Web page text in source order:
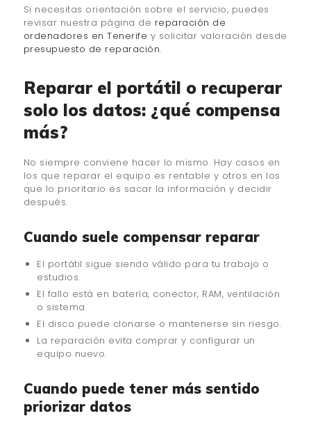
Si necesitas orientación sobre el servicio, puedes
revisar nuestra página de reparación de
ordenadores en Tenerife y solicitar valoración desde
presupuesto de reparación.
Reparar el portátil o recuperar
solo los datos: ¿qué compensa
más?
No siempre conviene hacer lo mismo. Hay casos en
los que reparar el equipo es rentable y otros en los
que lo prioritario es sacar la información y decidir
después.
Cuando suele compensar reparar
El portátil sigue siendo válido para tu trabajo o
estudios.
El fallo está en batería, conector, RAM, ventilación
o sistema.
El disco puede clonarse o mantenerse sin riesgo.
La reparación evita comprar y configurar un
equipo nuevo.
Cuando puede tener más sentido
priorizar datos